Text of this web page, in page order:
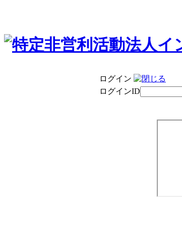
ログイン
ログインID